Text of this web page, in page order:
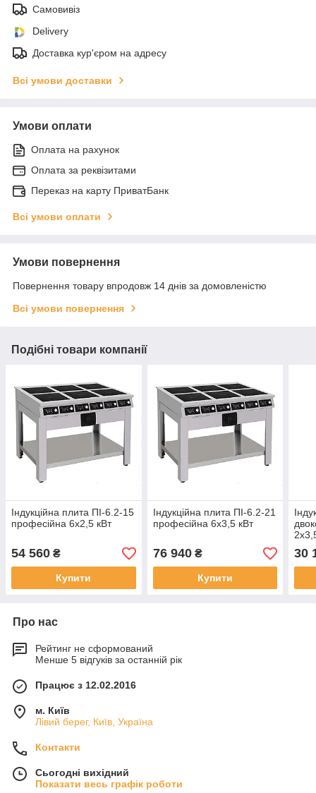
Самовивіз
Delivery
Доставка кур'єром на адресу
Всі умови доставки
Умови оплати
Оплата на рахунок
Оплата за реквізитами
Переказ на карту ПриватБанк
Всі умови оплати
Умови повернення
Повернення товару впродовж 14 днів за домовленістю
Всі умови повернення
Подібні товари компанії
Індукційна плита ПІ-6.2-15
професійна 6х2,5 кВт
54 560 ₴
Купити
Індукційна плита ПІ-6.2-21
професійна 6х3,5 кВт
76 940₴
Купити
30
Про нас
Рейтинг не сформований
Менше 5 відгуків за останній рік
Працює з 12.02.2016
м. Київ
Лівий берег, Київ, Україна
Контакти
Сьогодні вихідний
Показати весь графік роботи